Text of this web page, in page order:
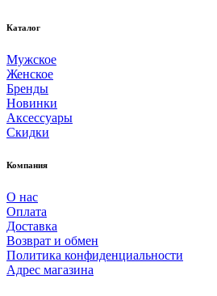
Каталог
Мужское
Женское
Бренды
Новинки
Аксессуары
Скидки
Компания
О нас
Оплата
Доставка
Возврат и обмен
Политика конфиденциальности
Адрес магазина